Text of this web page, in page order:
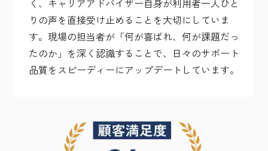
く、キャリアアドバイザー自身が利用者一人ひと
りの声を直接受け止めることを大切にしていま
す。現場の担当者が「何が喜ばれ、何が課題だっ
たのか」を深く認識することで、日々のサポート
品質をスピーディーにアップデートしています。